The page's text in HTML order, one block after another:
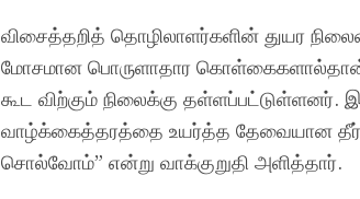
விசைத்தறித் தொழிலாளர்களின் துயர
மோசமான பொருளாதார
கூட விற்கும் நிலைக்கு
வாழ்க்கைத்தரத்தை உயர்த்த தேவையான
சொல்வோம்” என்று வாக்குறுதி அளித்தார்.